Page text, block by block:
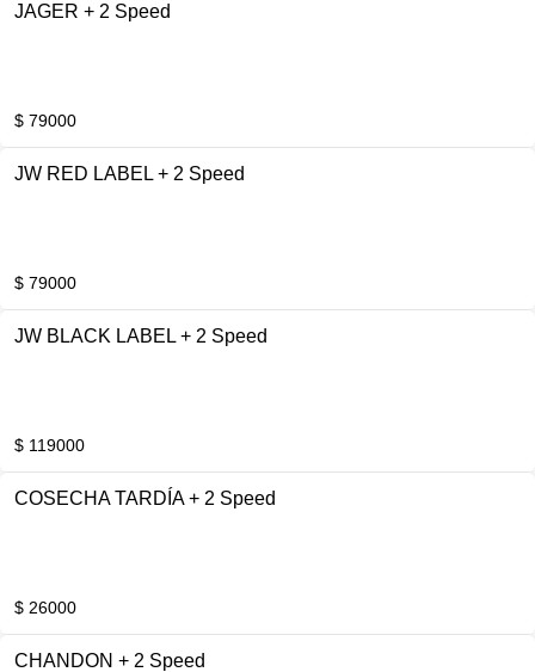
JAGER + 2 Speed
$ 79000
JW RED LABEL + 2 Speed
$ 79000
JW BLACK LABEL + 2 Speed
$ 119000
COSECHA TARDÍA + 2 Speed
$ 26000
CHANDON + 2 Speed